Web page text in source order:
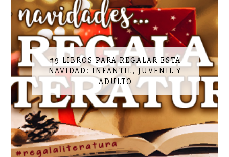
#9 LIBROS PARA REGALAR ESTA
NAVIDAD: INFANTIL, JUVENIL Y
ADULTO